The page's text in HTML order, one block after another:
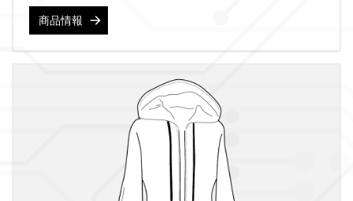
商品情報